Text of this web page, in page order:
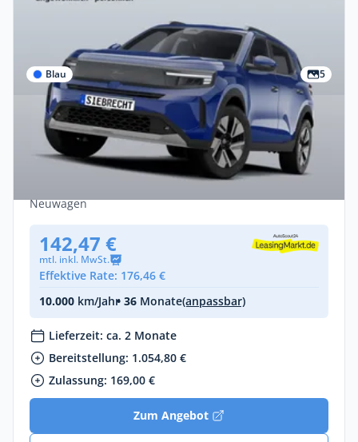
Blau 5
Privat
Opel Frontera Hybrid 81kW Edition eDCT -
Vorlauffahrzeug!
Neuwagen
142,47 €
mtl. inkl. MwSt.
Effektive Rate: 176,46 €
10.000 km/Jahr• 36 Monate(anpassbar)
Lieferzeit: ca. 2 Monate
Bereitstellung: 1.054,80 €
Zulassung: 169,00 €
Zum Angebot